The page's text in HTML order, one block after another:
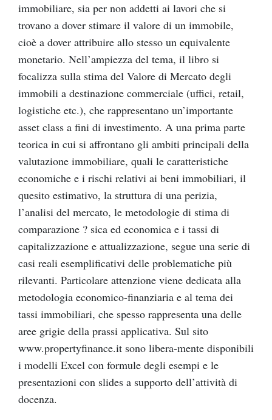
immobiliare, sia per non addetti ai lavori che si
trovano a dover stimare il valore di un immobile,
cioè a dover attribuire allo stesso un equivalente
monetario. Nell’ampiezza del tema, il libro si
focalizza sulla stima del Valore di Mercato degli
immobili a destinazione commerciale (uffici, retail,
logistiche etc.), che rappresentano un’importante
asset class a fini di investimento. A una prima parte
teorica in cui si affrontano gli ambiti principali della
valutazione immobiliare, quali le caratteristiche
economiche e i rischi relativi ai beni immobiliari, il
quesito estimativo, la struttura di una perizia,
l’analisi del mercato, le metodologie di stima di
comparazione ? sica ed economica e i tassi di
capitalizzazione e attualizzazione, segue una serie di
casi reali esemplificativi delle problematiche più
rilevanti. Particolare attenzione viene dedicata alla
metodologia economico-finanziaria e al tema dei
tassi immobiliari, che spesso rappresenta una delle
aree grigie della prassi applicativa. Sul sito
www.propertyfinance.it sono libera-mente disponibili
i modelli Excel con formule degli esempi e le
presentazioni con slides a supporto dell’attività di
docenza.